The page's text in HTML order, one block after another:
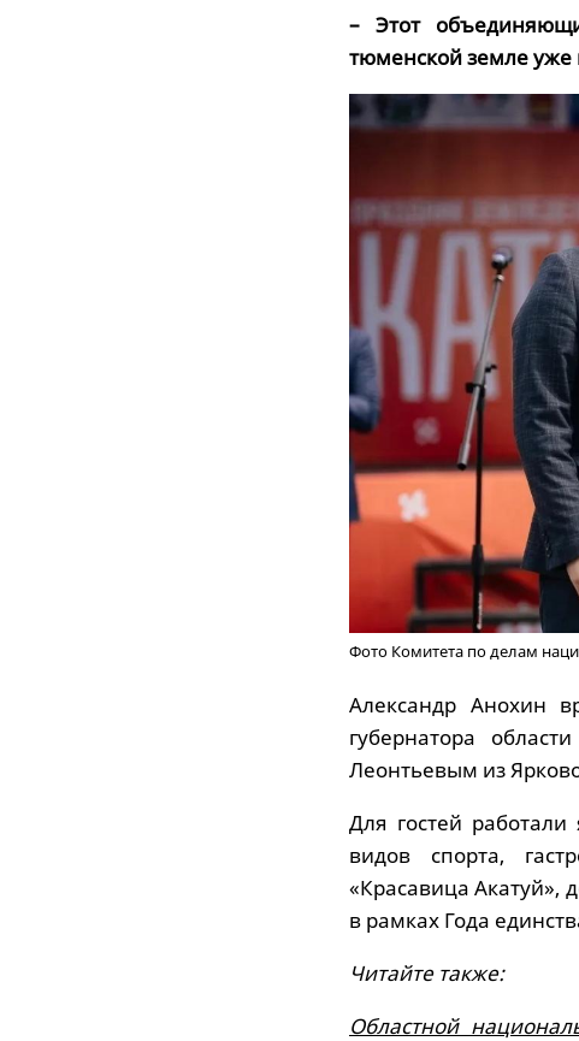
– Этот
тюменской земле уже
Фото Комитета по делам
Александр Анохин
губернатора
Леонтьевым из
Для гостей
видов спорта,
«Красавица Акатуй»,
в рамках Года
Читайте также:
Областной